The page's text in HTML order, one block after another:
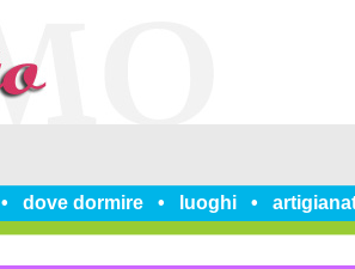
dove dormire luoghi